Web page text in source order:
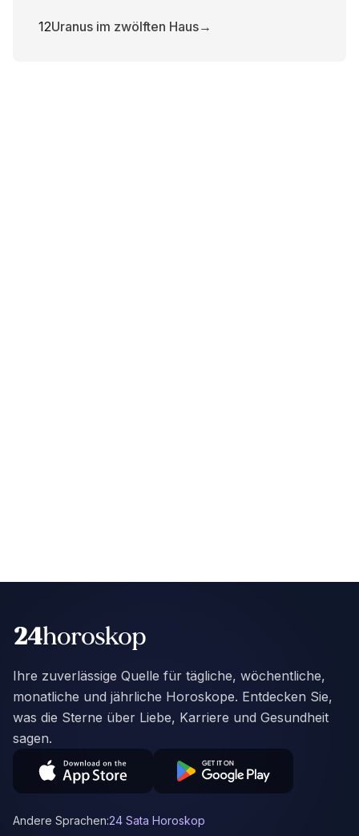
12Uranus im zwölften Haus→
Ihre zuverlässige Quelle für tägliche, wöchentliche,
monatliche und jährliche Horoskope. Entdecken Sie,
was die Sterne über Liebe, Karriere und Gesundheit
sagen.
Andere Sprachen:24 Sata Horoskop